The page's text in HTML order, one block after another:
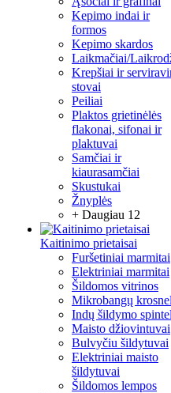
Kepimo indai ir
formos
Kepimo skardos
Laikmačiai/
Krepšiai ir
stovai
Peiliai
Plaktos grietinėlės
flakonai, sifonai ir
plaktuvai
Samčiai ir
kiaurasamčiai
Skustukai
Žnyplės
+ Daugiau 12
Kaitinimo prietaisai
Furšetiniai marmitai
Elektriniai marmitai
Šildomos vitrinos
Mikrobangų
Indų šildymo
Maisto džiovintuvai
Bulvyčiu šildytuvai
Elektriniai maisto
šildytuvai
Šildomos lempos